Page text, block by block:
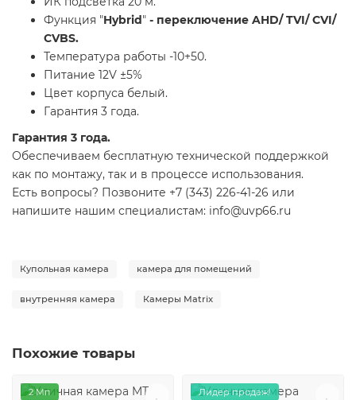
Функция "Hybrid" - переключение AHD/ TVI/ CVI/
CVBS.
Температура работы -10+50.
Питание 12V ±5%
Цвет корпуса белый.
Гарантия 3 года.
Гарантия 3 года.
Обеспечиваем бесплатную технической поддержкой
как по монтажу, так и в процессе использования.
Есть вопросы? Позвоните +7 (343) 226-41-26 или
напишите нашим специалистам: info@uvp66.ru
Купольная камера камера для помещений
внутренняя камера Камеры Matrix
Похожие товары
2 Мп Лидер продаж!